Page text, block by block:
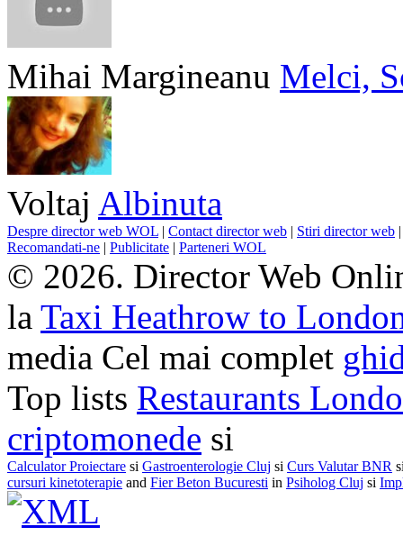
Mihai Margineanu Melci,
Voltaj Albinuta
Despre director web WOL | Contact director web | Stiri director web
Recomandati-ne | Publicitate | Parteneri WOL
© 2026. Director Web
la Taxi Heathrow to
media Cel mai complet
Top lists Restaurants
criptomonede si
Calculator Proiectare si Gastroenterologie Cluj si Curs Valutar BNR
cursuri kinetoterapie and Fier Beton Bucuresti in Psiholog Cluj si